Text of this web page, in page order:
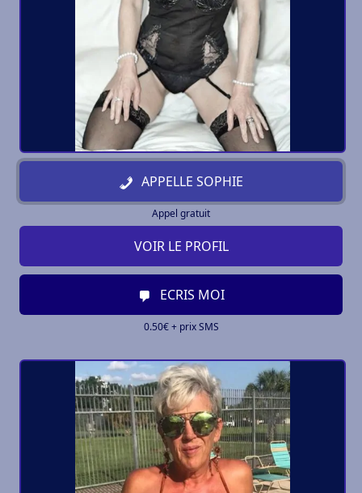
APPELLE SOPHIE
Appel gratuit
VOIR LE PROFIL
ECRIS MOI
0.50€ + prix SMS